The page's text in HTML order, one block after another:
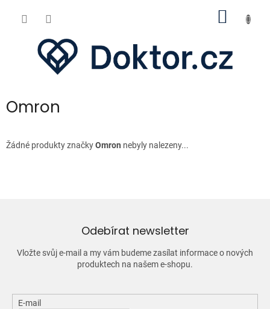
Omron
Žádné produkty značkyOmron nebyly nalezeny...
Odebírat newsletter
Vložte svůj e-mail a my vám budeme zasílat informace o nových
produktech na našem e-shopu.
E-mail